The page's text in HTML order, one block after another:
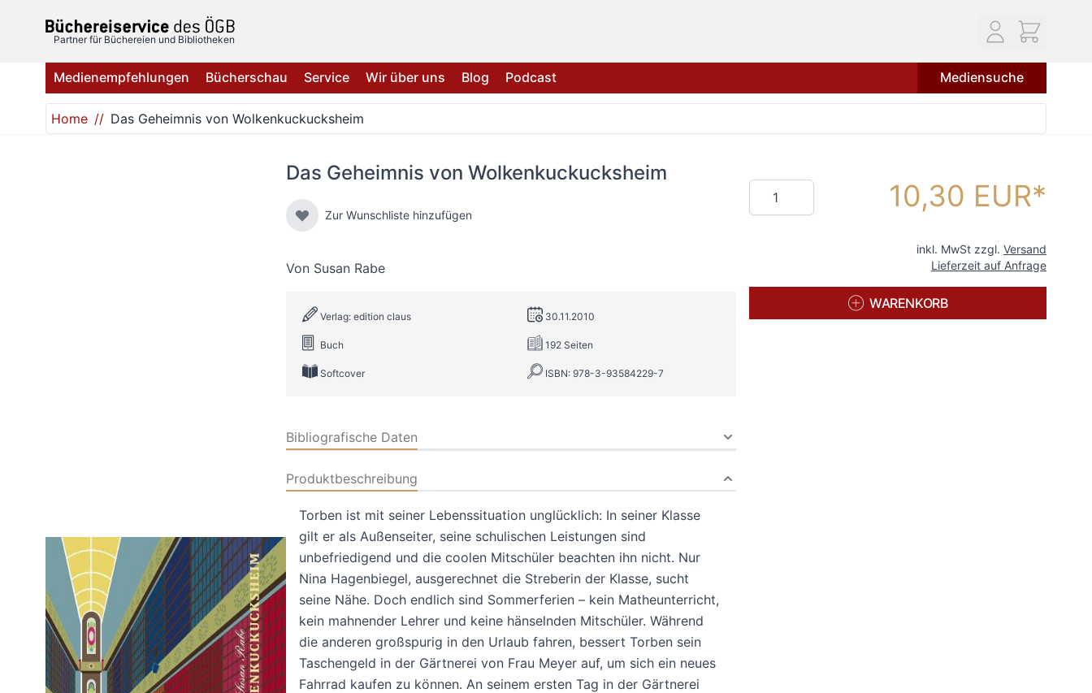
Partner für Büchereien und Bibliotheken
Medienempfehlungen Bücherschau Service Wir über uns Blog Podcast Mediensuche
Home Das Geheimnis von Wolkenkuckucksheim
Das Geheimnis von Wolkenkuckucksheim
Zur Wunschliste hinzufügen
Von Susan Rabe
Verlag: edition claus 30.11.2010
Buch 192 Seiten
Softcover ISBN: 978-3-93584229-7
Bibliografische Daten
Produktbeschreibung
Torben ist mit seiner Lebenssituation unglücklich: In seiner Klasse
gilt er als Außenseiter, seine schulischen Leistungen sind
unbefriedigend und die coolen Mitschüler beachten ihn nicht. Nur
Nina Hagenbiegel, ausgerechnet die Streberin der Klasse, sucht
seine Nähe. Doch endlich sind Sommerferien – kein Matheunterricht,
kein mahnender Lehrer und keine hänselnden Mitschüler. Während
die anderen großspurig in den Urlaub fahren, bessert Torben sein
Taschengeld in der Gärtnerei von Frau Meyer auf, um sich ein neues
Fahrrad kaufen zu können. An seinem ersten Tag in der Gärtnerei
Menge 10,30 EUR
inkl. MwSt zzgl. Versand
Lieferzeit auf Anfrage
WARENKORB